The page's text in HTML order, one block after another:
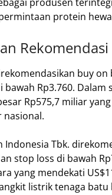
protein
Rekomendasi
buy
bawah Rp3.760.
Rp575,7 miliar
nasional.
Indonesia Tbk.
stop loss di bawah
yang mendekati
listrik tenaga batu